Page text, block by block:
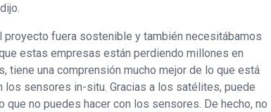
proyecto fuera sostenible y también necesitábamos
estas empresas están perdiendo millones en
tiene una comprensión mucho mejor de lo que está
los sensores in-situ. Gracias a los satélites, puede
no puedes hacer con los sensores. De hecho, no